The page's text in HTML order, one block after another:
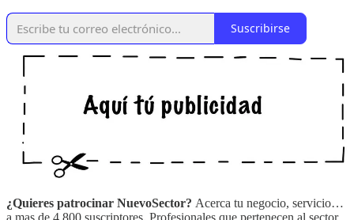
Suscribirse
¿Quieres patrocinar NuevoSector? Acerca tu negocio, servicio…
a mas de 4.800 suscriptores. Profesionales que pertenecen al sector